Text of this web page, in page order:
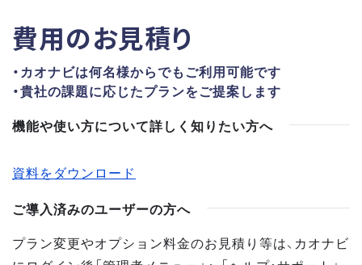
費用のお見積り
・カオナビは何名様からでもご利用可能です
・貴社の課題に応じたプランをご提案します
機能や使い方について詳しく知りたい方へ
資料をダウンロード
ご導入済みのユーザーの方へ
プラン変更やオプション料金のお見積り等は、カオナビ